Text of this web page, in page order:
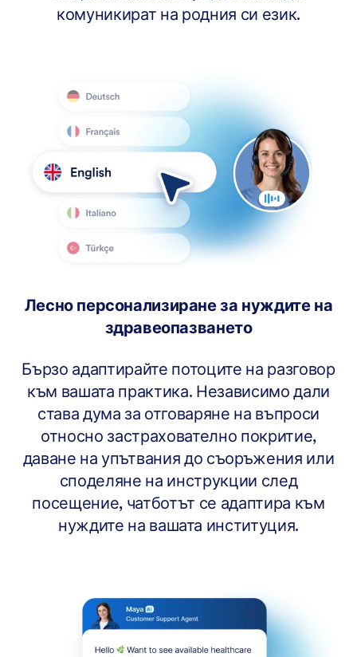
комуникират на родния си език.
Лесно персонализиране за нуждите на
здравеопазването
Бързо адаптирайте потоците на разговор
към вашата практика. Независимо дали
става дума за отговаряне на въпроси
относно застрахователно покритие,
даване на упътвания до съоръжения или
споделяне на инструкции след
посещение, чатботът се адаптира към
нуждите на вашата институция.